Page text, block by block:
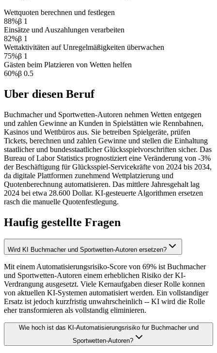
Wettquoten berechnen und festlegen
88%β 1
Einsätze und Auszahlungen verarbeiten
82%β 1
Wettaktivitäten auf Unregelmäßigkeiten überwachen
75%β 1
Gästen beim Platzieren von Wetten helfen
60%β 0.5
Uber diesen Beruf
Buchmacher und Sportwetten-Autoren nehmen Wetten entgegen
und zahlen Gewinne an Kunden in Spielstätten wie Rennbahnen,
Kasinos und Wettbüros aus. Sie betreiben Spielgeräte, prüfen
Tickets, berechnen und zahlen Gewinne und stellen die Einhaltung
staatlicher und bundesstaatlicher Glücksspielvorschriften sicher. Das
Bureau of Labor Statistics prognostiziert eine Veränderung von -3%
der Beschäftigung für Glücksspiel-Servicekräfte von 2024 bis 2034,
da digitale Plattformen zunehmend Wettplatzierung und
Quotenberechnung automatisieren. Das mittlere Jahresgehalt lag
2024 bei etwa 28.600 Dollar. KI-gesteuerte Algorithmen ersetzen
rasch die manuelle Quotenfestlegung.
Haufig gestellte Fragen
Wird KI Buchmacher und Sportwetten-Autoren ersetzen?
Mit einem Automatisierungsrisiko-Score von 69% ist Buchmacher
und Sportwetten-Autoren einem erheblichen Risiko der KI-
Verdrangung ausgesetzt. Viele Kernaufgaben dieser Rolle konnen
von aktuellen KI-Systemen automatisiert werden. Ein vollstandiger
Ersatz ist jedoch kurzfristig unwahrscheinlich -- KI wird die Rolle
eher transformieren als vollstandig eliminieren.
Wie hoch ist das KI-Automatisierungsrisiko fur Buchmacher und
Sportwetten-Autoren?